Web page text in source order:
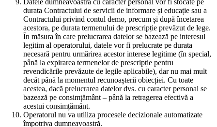
Datele dumneavoastră cu caracter personal vor fi stocate pe
durata Contractului de servicii de informare și educație sau a
Contractului privind contul demo, precum și după încetarea
acestora, pe durata termenului de prescripție prevăzut de lege.
În măsura în care prelucrarea datelor se bazează pe interesul
legitim al operatorului, datele vor fi prelucrate pe durata
necesară pentru urmărirea acestor interese legitime (în special,
până la expirarea termenelor de prescripție pentru
revendicările prevăzute de legile aplicabile), dar nu mai mult
decât până la momentul recunoașterii obiecției. Cu toate
acestea, dacă prelucrarea datelor dvs. cu caracter personal se
bazează pe consimțământ – până la retragerea efectivă a
acestui consimțământ.
Operatorul nu va utiliza procesele decizionale automatizate
împotriva dumneavoastră.